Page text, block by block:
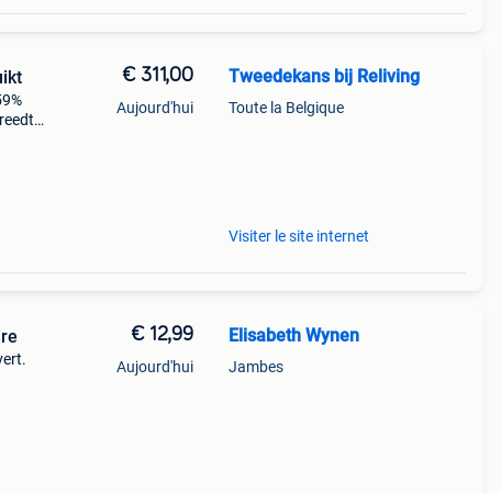
€ 311,00
Aujourd'hui
Tweedekans bij Reliving
Toute la Belgique
Visiter le site internet
€ 12,99
Aujourd'hui
Elisabeth Wynen
Jambes